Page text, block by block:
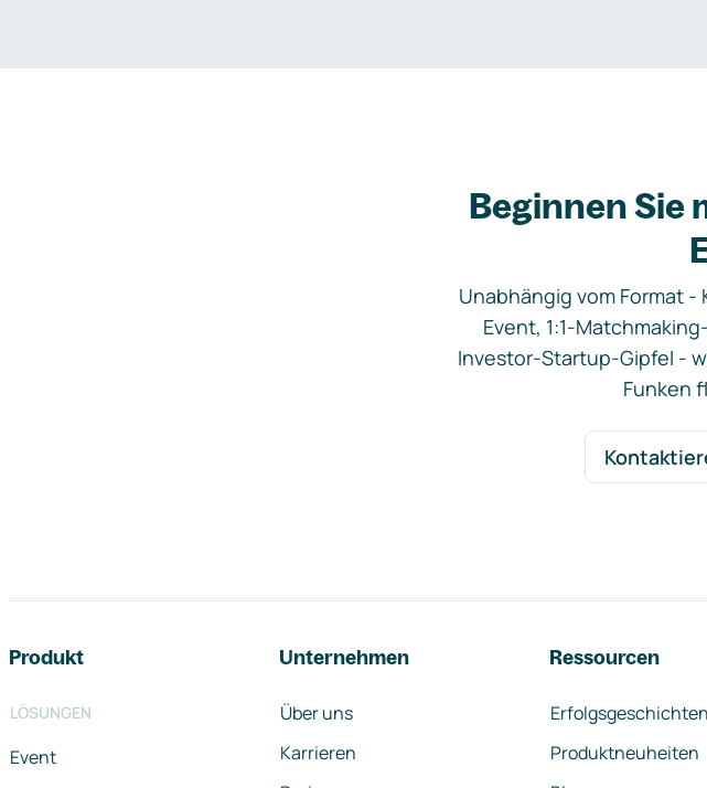
Beginnen Sie
Unabhängig vom Format
Event, 1:1-
Investor-Startup-Gipfel -
Funken
Produkt
LÖSUNGEN
Event
Unternehmen
Über uns
Karrieren
Ressourcen
Erfolgsgeschichten
Produktneuheiten